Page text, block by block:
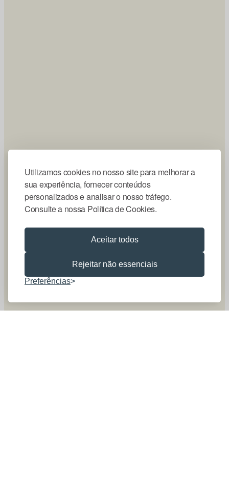
Utilizamos cookies no nosso site para melhorar a
sua experiência, fornecer conteúdos
personalizados e analisar o nosso tráfego.
Consulte a nossa Política de Cookies.
Aceitar todos
Rejeitar não essenciais
Preferências